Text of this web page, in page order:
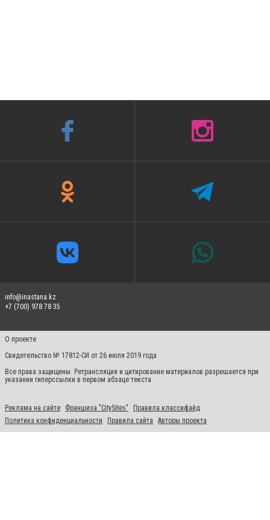
info@inastana.kz
+7 (700) 978 78 35
О проекте
Свидетельство № 17812-СИ от 26 июля 2019 года
Все права защищены. Ретрансляция и цитирование материалов разрешается при
указании гиперссылки в первом абзаце текста
Реклама на сайте Франшиза "CitySites"
Правила классифайд
Политика конфиденциальности
Правила сайта Авторы проекта